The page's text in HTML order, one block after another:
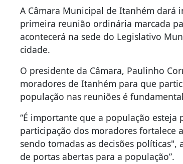
A Câmara Municipal de Itanhém dará
primeira reunião ordinária marcada
acontecerá na sede do Legislativo
cidade.
O presidente da Câmara, Paulinho
moradores de Itanhém para que
população nas reuniões é
“É importante que a população
participação dos moradores fortalece
sendo tomadas as decisões
de portas abertas para a população”.